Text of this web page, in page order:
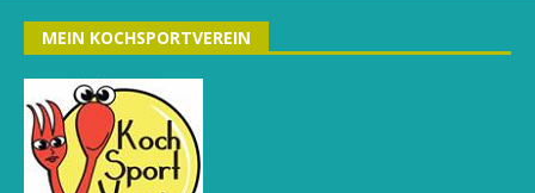
MEIN KOCHSPORTVEREIN